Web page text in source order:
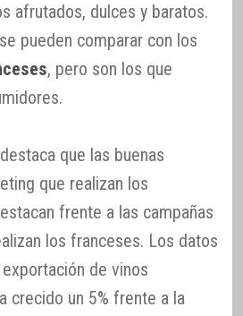
afrutados, dulces y baratos.
pueden comparar con los
, pero son los que
que las buenas
que realizan los
frente a las campañas
los franceses. Los datos
de vinos
crecido un 5% frente a la